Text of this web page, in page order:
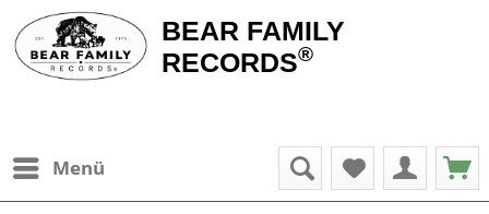
BEAR FAMILY
RECORDS®
Menü